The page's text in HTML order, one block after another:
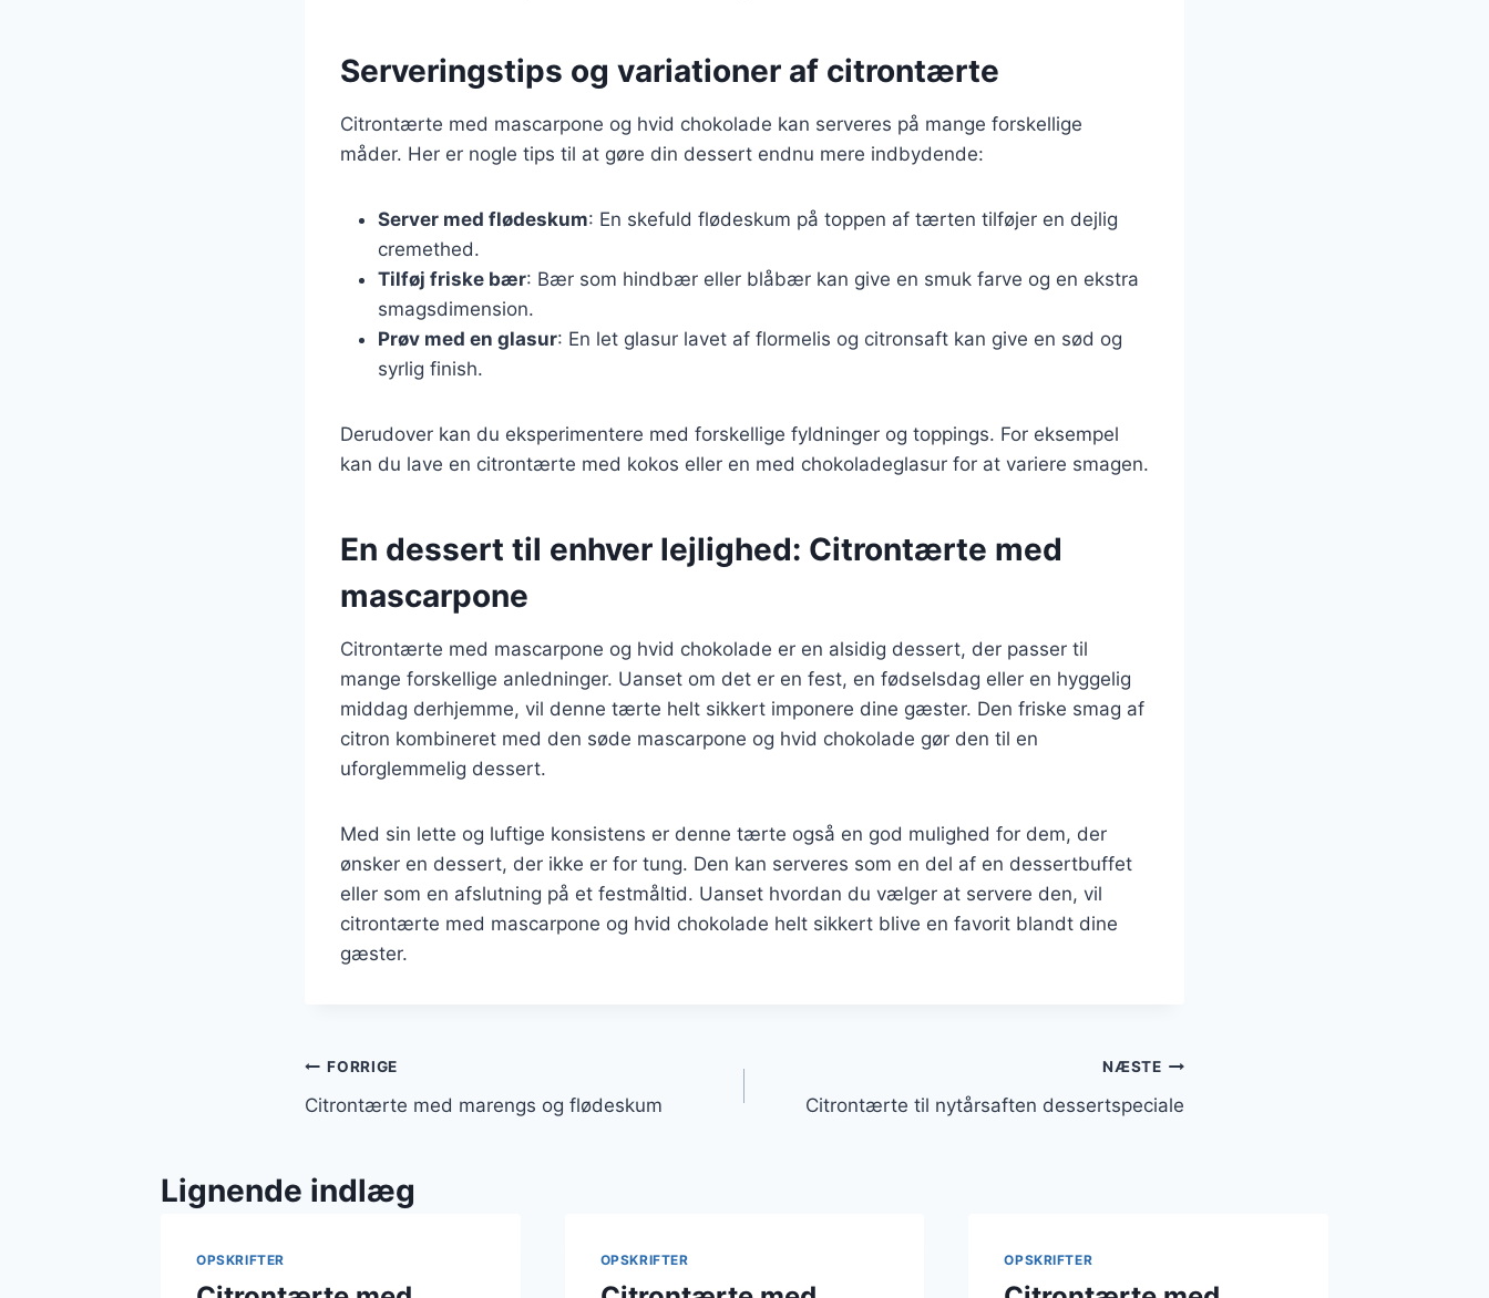
Serveringstips og variationer af citrontærte
Citrontærte med mascarpone og hvid chokolade kan serveres på mange forskellige
måder. Her er nogle tips til at gøre din dessert endnu mere indbydende:
Server med flødeskum: En skefuld flødeskum på toppen af tærten tilføjer en dejlig
cremethed.
Tilføj friske bær: Bær som hindbær eller blåbær kan give en smuk farve og en ekstra
smagsdimension.
Prøv med en glasur: En let glasur lavet af flormelis og citronsaft kan give en sød og
syrlig finish.
Derudover kan du eksperimentere med forskellige fyldninger og toppings. For eksempel
kan du lave en citrontærte med kokos eller en med chokoladeglasur for at variere smagen.
En dessert til enhver lejlighed: Citrontærte med
mascarpone
Citrontærte med mascarpone og hvid chokolade er en alsidig dessert, der passer til
mange forskellige anledninger. Uanset om det er en fest, en fødselsdag eller en hyggelig
middag derhjemme, vil denne tærte helt sikkert imponere dine gæster. Den friske smag af
citron kombineret med den søde mascarpone og hvid chokolade gør den til en
uforglemmelig dessert.
Med sin lette og luftige konsistens er denne tærte også en god mulighed for dem, der
ønsker en dessert, der ikke er for tung. Den kan serveres som en del af en dessertbuffet
eller som en afslutning på et festmåltid. Uanset hvordan du vælger at servere den, vil
citrontærte med mascarpone og hvid chokolade helt sikkert blive en favorit blandt dine
gæster.
Indlægsnavigation
FORRIGE
Citrontærte med marengs og flødeskum
NÆSTE
Citrontærte til nytårsaften dessertspeciale
Lignende indlæg
OPSKRIFTER OPSKRIFTER OPSKRIFTER